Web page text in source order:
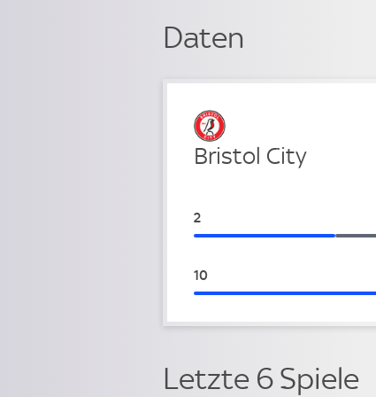
Daten
Verteidigung
Bristol City
Bristol City:
2
Bristol City:
10
Letzte 6 Spiele